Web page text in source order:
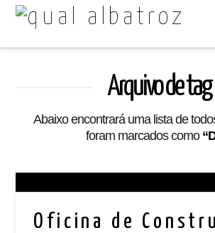
Arquivo de tag
Abaixo encontrará uma lista de
foram marcados como
Oficina de